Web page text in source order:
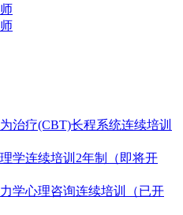
治疗(CBT)长程系统连续培训
学连续培训2年制（即将开
学心理咨询连续培训（已开